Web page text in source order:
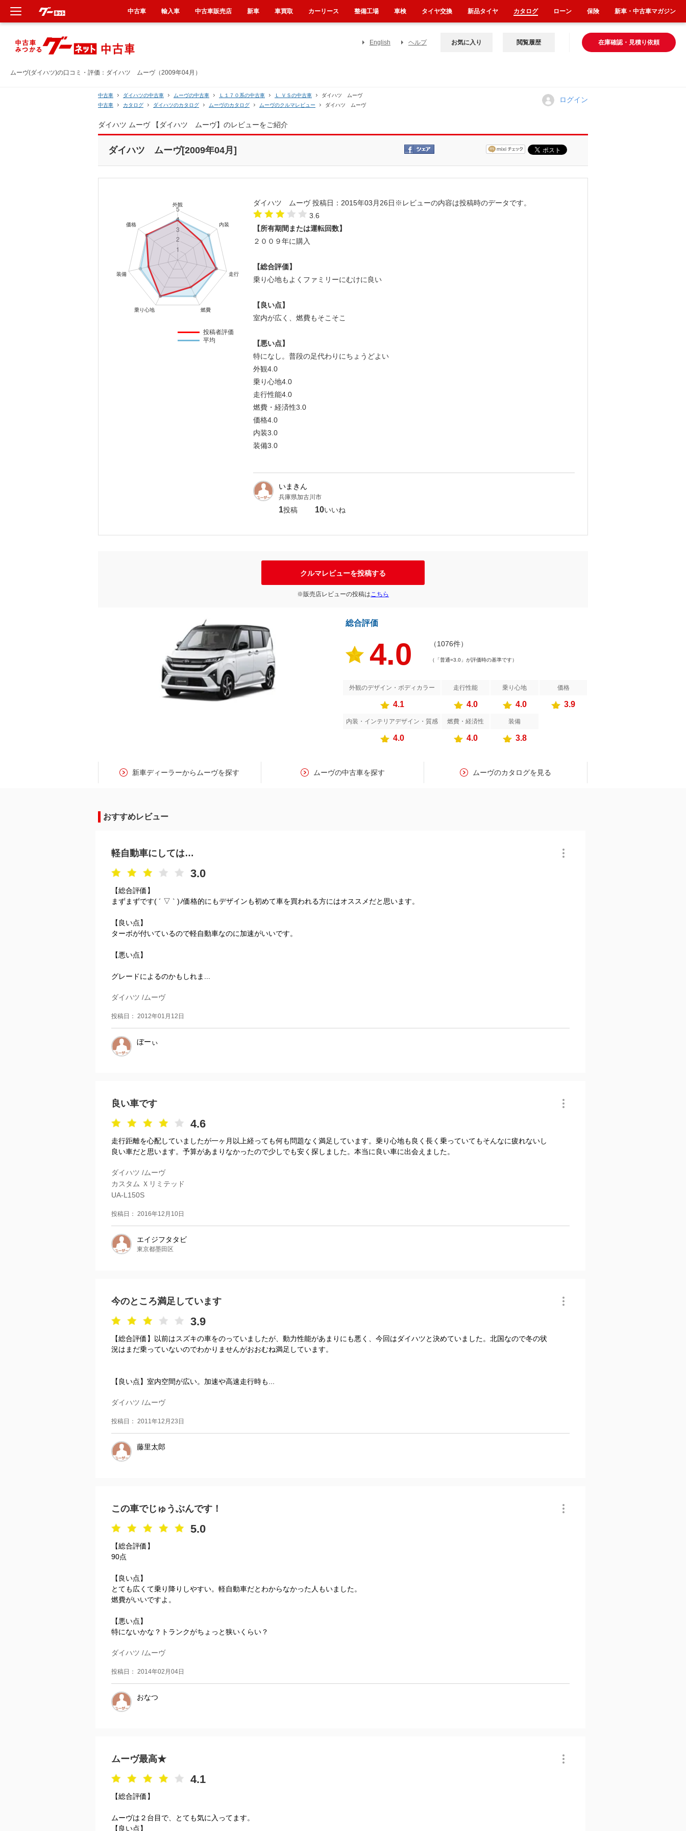
ムーヴ(ダイハツ)の口コミ・評価：ダイハツ ムーヴ（2009年04月）
English ヘルプ 在庫確認・見積り依頼
お気に入り 閲覧履歴
中古車 ダイハツの中古車 ムーヴの中古車 Ｌ１７０系の中古車 Ｌ ＶＳの中古車
ダイハツ ムーヴ
中古車
カタログ ダイハツのカタログ ムーヴのカタログ ムーヴのクルマレビュー ダイハツ ムーヴ
ログイン
ダイハツ ムーヴ 【ダイハツ ムーヴ】のレビューをご紹介
ダイハツ ムーヴ[2009年04月]
投稿者評価
平均
ダイハツ ムーヴ 投稿日：2015年03月26日 ※レビューの内容は投稿時のデータです。
3.6
【所有期間または運転回数】
２００９年に購入
【総合評価】
乗り心地もよくファミリーにむけに良い
【良い点】
室内が広く、燃費もそこそこ
【悪い点】
特になし。普段の足代わりにちょうどよい
外観4.0
乗り心地4.0
走行性能4.0
燃費・経済性3.0
価格4.0
内装3.0
装備3.0
いまきん
兵庫県加古川市
1投稿 10いいね
クルマレビューを投稿する
※販売店レビューの投稿はこちら
総合評価
4.0 （1076件）
（「普通=3.0」が評価時の基準です）
外観のデザイン・ボディカラー 走行性能 乗り心地 価格
4.1 4.0 4.0 3.9
内装・インテリアデザイン・質感 燃費・経済性 装備
4.0 4.0 3.8
新車ディーラーからムーヴを探す ムーヴの中古車を探す ムーヴのカタログを見る
おすすめレビュー
軽自動車にしては…
3.0
【総合評価】
まずまずです( ´ ▽ ` )ﾉ価格的にもデザインも初めて車を買われる方にはオススメだと思います。
【良い点】
ターボが付いているので軽自動車なのに加速がいいです。
【悪い点】
グレードによるのかもしれま...
ダイハツ /ムーヴ
投稿日： 2012年01月12日
ぼーぃ
良い車です
4.6
走行距離を心配していましたが一ヶ月以上経っても何も問題なく満足しています。乗り心地も良く長く乗っていてもそんなに疲れないし
良い車だと思います。予算があまりなかったので少しでも安く探しました。本当に良い車に出会えました。
ダイハツ /ムーヴ
カスタム Ｘリミテッド
UA-L150S
投稿日： 2016年12月10日
エイジフタタビ
東京都墨田区
今のところ満足しています
3.9
【総合評価】以前はスズキの車をのっていましたが、動力性能があまりにも悪く、今回はダイハツと決めていました。北国なので冬の状
況はまだ乗っていないのでわかりませんがおおむね満足しています。
【良い点】室内空間が広い。加速や高速走行時も...
ダイハツ /ムーヴ
投稿日： 2011年12月23日
藤里太郎
この車でじゅうぶんです！
5.0
【総合評価】
90点
【良い点】
とても広くて乗り降りしやすい。軽自動車だとわからなかった人もいました。
燃費がいいですよ。
【悪い点】
特にないかな？トランクがちょっと狭いくらい？
ダイハツ /ムーヴ
投稿日： 2014年02月04日
おなつ
ムーヴ最高★
4.1
【総合評価】
ムーヴは２台目で、とても気に入ってます。
【良い点】
中古車 輸入車 中古車販売店 新車 車買取 カーリース 整備工場 車検 タイヤ交換 新品タイヤ カタログ ローン 保険 新車・中古車マガジン
新車
中古車